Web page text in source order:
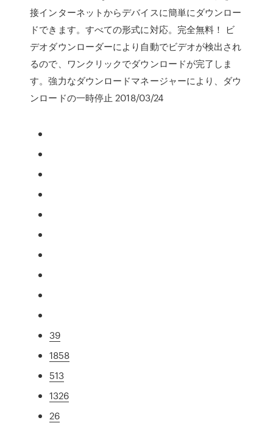
接インターネットからデバイスに簡単にダウンロー
ドできます。すべての形式に対応。完全無料！ ビ
デオダウンローダーにより自動でビデオが検出され
るので、ワンクリックでダウンロードが完了しま
す。強力なダウンロードマネージャーにより、ダウ
ンロードの一時停止 2018/03/24
39
1858
513
1326
26